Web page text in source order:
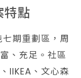
點
七期重劃區，周
、充足。社區
IIKEA、文心森